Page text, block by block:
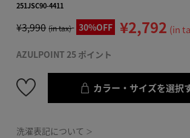
251JSC90-4411
¥3,990 (in tax) 30%OFF ¥2,792 (in
AZULPOINT 25 ポイント
カラー・サイズを選択
洗濯表記について ＞